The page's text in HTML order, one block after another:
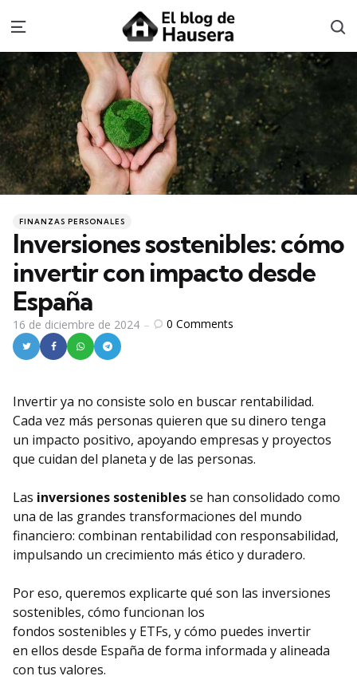
Menu
Categories
Posted
FINANZAS PERSONALES
Inversiones sostenibles: cómo
invertir con impacto desde
España
16 de diciembre de 2024 0 Comments
Invertir ya no consiste solo en buscar rentabilidad.
Cada vez más personas quieren que su dinero tenga
un impacto positivo, apoyando empresas y proyectos
que cuidan del planeta y de las personas.
Las inversiones sosteniblesse han consolidado como
una de las grandes transformaciones del mundo
financiero: combinan rentabilidad con responsabilidad,
impulsando un crecimiento más ético y duradero.
Por eso, queremos explicarte qué son las inversiones
sostenibles, cómo funcionan los
fondos sostenibles y ETFs, y cómo puedes invertir
en ellos desde España de forma informada y alineada
con tus valores.